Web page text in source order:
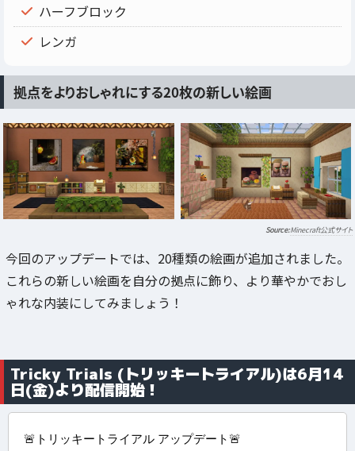
ハーフブロック
レンガ
拠点をよりおしゃれにする20枚の新しい絵画
Minecraft公式サイト
今回のアップデートでは、20種類の絵画が追加されました。
これらの新しい絵画を自分の拠点に飾り、より華やかでおし
ゃれな内装にしてみましょう！
Tricky Trials (トリッキートライアル)は6月14
日(金)より配信開始！
🚨トリッキートライアル アップデート🚨